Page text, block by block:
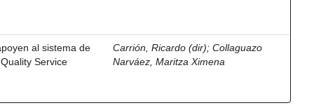
al sistema de
Service
Carrión, Ricardo (dir);Collaguazo
Narváez, Maritza Ximena